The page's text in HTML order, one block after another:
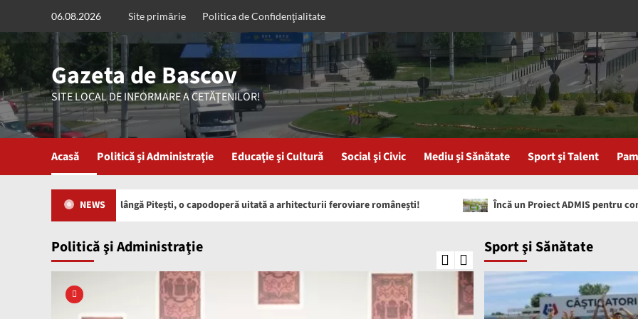
content
06.08.2026 Site primărie Politica de Confidenţialitate
Gazeta de Bascov
SITE LOCAL DE INFORMARE A CETĂŢENILOR!
Acasă Politică şi Administraţie Educaţie şi Cultură Social şi Civic Mediu şi Sănătate Sport şi Talent
NEWS
bijuterie ascunsă lângă Pitești, o capodoperă uitată a arhitecturii feroviare românești! Încă un Proiect ADMIS pentru comuna
Politică şi Administraţie Sport şi Sănătate